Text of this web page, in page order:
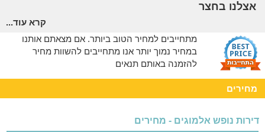
אצלנו בחצר
במתחם האירוח תיהנו גם משימוש חופשי בבריכה המחוממת
שמוקפת מיטות שיזוף ופינות ישיבה ומחדר הכושר המאובזר שפתוח
עבורכם.
חשוב לציין
כי כל דירה ממוקמת במבנה אחר במתחם אך לכולן
גישה קלה ומהירה אל הבריכה וחדר הכושר
עוד במתחם
כנסת במרחק הליכה, שעוני שבת, פלטה ומיחם למים חמים
קרא עוד...
מתחייבים למחיר הטוב ביותר. אם מצאתם אותנו
במחיר נמוך יותר אנו מתחייבים להשוות מחיר
להזמנה באותם תנאים
מחירים
דירות נופש אלמוגים - מחירים